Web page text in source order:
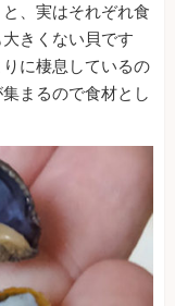
、実はそれぞれ食
きくない貝です
に棲息しているの
まるので食材とし